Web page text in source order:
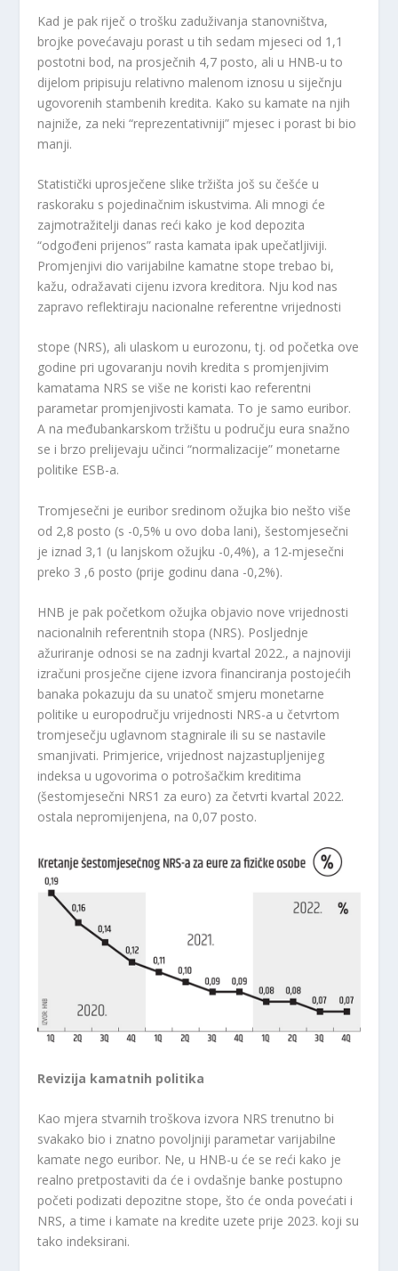
Kad je pak riječ o trošku zaduživanja stanovništva,
brojke povećavaju porast u tih sedam mjeseci od 1,1
postotni bod, na prosječnih 4,7 posto, ali u HNB-u to
dijelom pripisuju relativno malenom iznosu u siječnju
ugovorenih stambenih kredita. Kako su kamate na njih
najniže, za neki “reprezentativniji” mjesec i porast bi bio
manji.
Statistički uprosječene slike tržišta još su češće u
raskoraku s pojedinačnim iskustvima. Ali mnogi će
zajmotražitelji danas reći kako je kod depozita
“odgođeni prijenos” rasta kamata ipak upečatljiviji.
Promjenjivi dio varijabilne kamatne stope trebao bi,
kažu, odražavati cijenu izvora kreditora. Nju kod nas
zapravo reflektiraju nacionalne referentne vrijednosti
stope (NRS), ali ulaskom u eurozonu, tj. od početka ove
godine pri ugovaranju novih kredita s promjenjivim
kamatama NRS se više ne koristi kao referentni
parametar promjenjivosti kamata. To je samo euribor.
A na međubankarskom tržištu u području eura snažno
se i brzo prelijevaju učinci “normalizacije” monetarne
politike ESB-a.
Tromjesečni je euribor sredinom ožujka bio nešto više
od 2,8 posto (s -0,5% u ovo doba lani), šestomjesečni
je iznad 3,1 (u lanjskom ožujku -0,4%), a 12-mjesečni
preko 3 ,6 posto (prije godinu dana -0,2%).
HNB je pak početkom ožujka objavio nove vrijednosti
nacionalnih referentnih stopa (NRS). Posljednje
ažuriranje odnosi se na zadnji kvartal 2022., a najnoviji
izračuni prosječne cijene izvora financiranja postojećih
banaka pokazuju da su unatoč smjeru monetarne
politike u europodručju vrijednosti NRS-a u četvrtom
tromjesečju uglavnom stagnirale ili su se nastavile
smanjivati. Primjerice, vrijednost najzastupljenijeg
indeksa u ugovorima o potrošačkim kreditima
(šestomjesečni NRS1 za euro) za četvrti kvartal 2022.
ostala nepromijenjena, na 0,07 posto.
Revizija kamatnih politika
Kao mjera stvarnih troškova izvora NRS trenutno bi
svakako bio i znatno povoljniji parametar varijabilne
kamate nego euribor. Ne, u HNB-u će se reći kako je
realno pretpostaviti da će i ovdašnje banke postupno
početi podizati depozitne stope, što će onda povećati i
NRS, a time i kamate na kredite uzete prije 2023. koji su
tako indeksirani.